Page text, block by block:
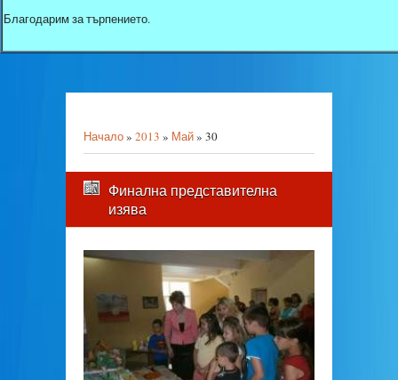
Благодарим за търпението.
Начало» 2013 » Май» 30
Финална представителна
изява